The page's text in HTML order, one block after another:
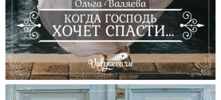
Когда Господь Хочет Спасти…